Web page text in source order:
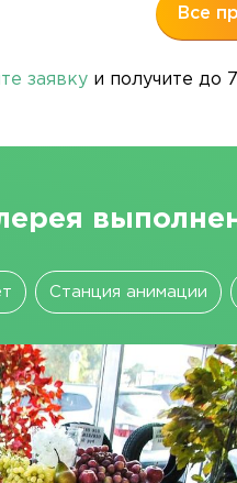
Все
заявку и получите до
Станция анимации